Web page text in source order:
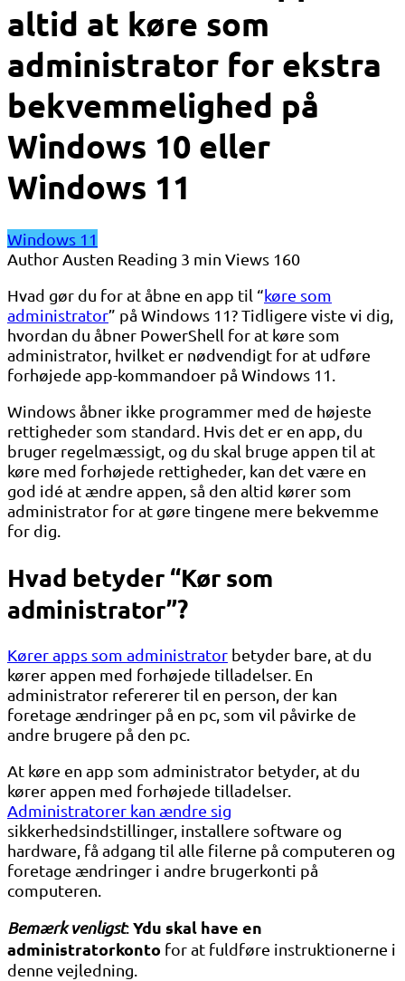
altid at køre som
administrator for ekstra
bekvemmelighed på
Windows 10 eller
Windows 11
Windows 11
AuthorAusten Reading 3 min Views 160
Hvad gør du for at åbne en app til “køre som
administrator” på Windows 11? Tidligere viste vi dig,
hvordan du åbner PowerShell for at køre som
administrator, hvilket er nødvendigt for at udføre
forhøjede app-kommandoer på Windows 11.
Windows åbner ikke programmer med de højeste
rettigheder som standard. Hvis det er en app, du
bruger regelmæssigt, og du skal bruge appen til at
køre med forhøjede rettigheder, kan det være en
god idé at ændre appen, så den altid kører som
administrator for at gøre tingene mere bekvemme
for dig.
Hvad betyder “Kør som
administrator”?
Kører apps som administrator betyder bare, at du
kører appen med forhøjede tilladelser. En
administrator refererer til en person, der kan
foretage ændringer på en pc, som vil påvirke de
andre brugere på den pc.
At køre en app som administrator betyder, at du
kører appen med forhøjede tilladelser.
Administratorer kan ændre sig
sikkerhedsindstillinger, installere software og
hardware, få adgang til alle filerne på computeren og
foretage ændringer i andre brugerkonti på
computeren.
Bemærk venligst:Ydu skal have en
administratorkonto for at fuldføre instruktionerne i
denne vejledning.